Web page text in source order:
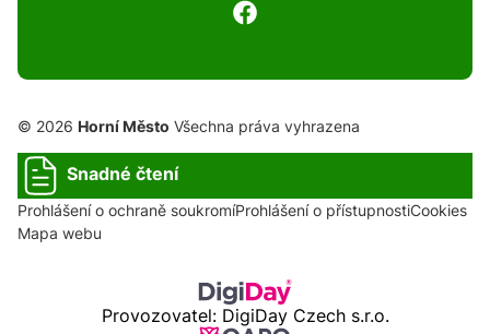
© 2026 Horní Město Všechna práva vyhrazena
Snadné čtení
Prohlášení o ochraně soukromíProhlášení o přístupnostiCookies
Mapa webu
Provozovatel: DigiDay Czech s.r.o.